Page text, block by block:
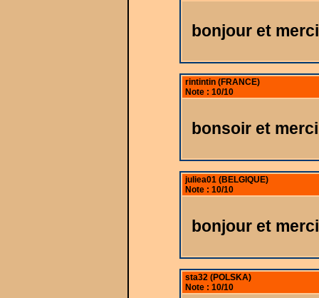
bonjour et
rintintin (FRANCE)
Note : 10/10
bonsoir et
juliea01 (BELGIQUE)
Note : 10/10
bonjour et
sta32 (POLSKA)
Note : 10/10